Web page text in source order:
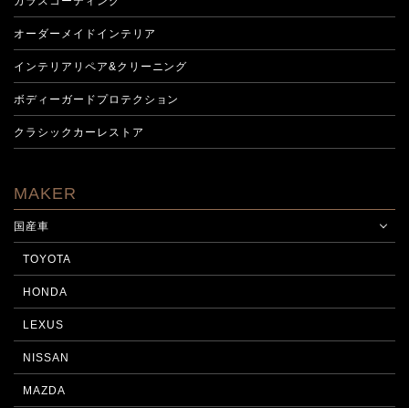
オーダーメイドインテリア
インテリアリペア&クリーニング
ボディーガードプロテクション
クラシックカーレストア
MAKER
国産車
TOYOTA
HONDA
LEXUS
NISSAN
MAZDA